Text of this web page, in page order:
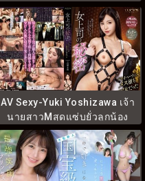
SONE-179
AV Sexy-Yuki Yoshizawa เจ้า
นายสาวMสุดแซ่บยั่วลูกน้อง
LUCY-016